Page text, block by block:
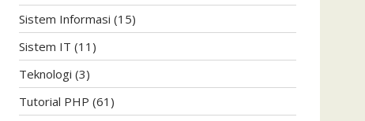
Sistem Informasi (15)
Sistem IT (11)
Teknologi (3)
Tutorial PHP (61)